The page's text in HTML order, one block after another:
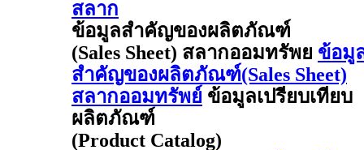
สลาก
ข้อมูลสำคัญของผลิตภัณฑ์
(Sales Sheet) สลากออมทรัพย ข้อมู
สำคัญของผลิตภัณฑ์(Sales Sheet)
สลากออมทรัพย์ ข้อมูลเปรียบเทียบ
ผลิตภัณฑ์
(Product Catalog)